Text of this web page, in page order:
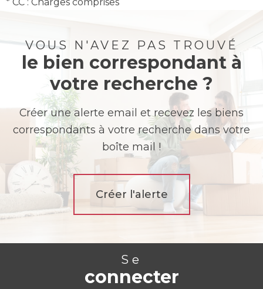
VOUS N'AVEZ PAS TROUVÉ
le bien correspondant à
votre recherche ?
Créer une alerte email et recevez les biens
correspondants à votre recherche dans votre
boîte mail !
Créer l'alerte
Se
connecter